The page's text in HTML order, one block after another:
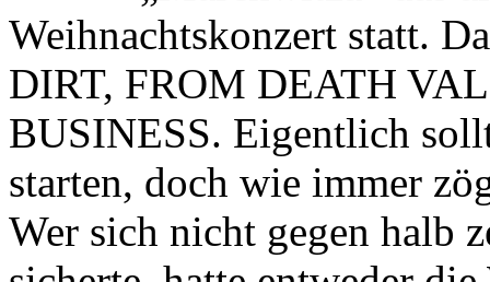
Weihnachtskonzert statt.
DIRT, FROM DEATH
BUSINESS. Eigentlich
starten, doch wie immer
Wer sich nicht gegen halb